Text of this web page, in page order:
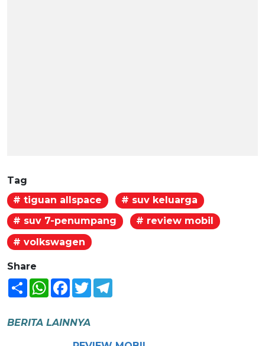
Tag
# tiguan allspace
# suv keluarga
# suv 7-penumpang
# review mobil
# volkswagen
Share
Share WhatsAppFacebook
Twitter
BERITA LAINNYA